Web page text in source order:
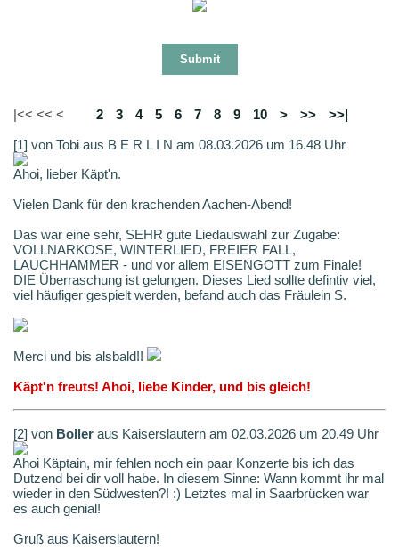
|<< << < 2 3 4 5 6 7 8 9 10 > >>
>>|
[1] von Tobi aus B E R L I N am 08.03.2026 um 16.48 Uhr
Ahoi, lieber Käpt'n.
Vielen Dank für den krachenden Aachen-Abend!
Das war eine sehr, SEHR gute Liedauswahl zur Zugabe:
VOLLNARKOSE, WINTERLIED, FREIER FALL,
LAUCHHAMMER - und vor allem EISENGOTT zum Finale!
DIE Überraschung ist gelungen. Dieses Lied sollte defintiv viel,
viel häufiger gespielt werden, befand auch das Fräulein S.
Merci und bis alsbald!!
Käpt'n freuts! Ahoi, liebe Kinder, und bis gleich!
[2] von Boller aus Kaiserslautern am 02.03.2026 um 20.49 Uhr
Ahoi Käptain, mir fehlen noch ein paar Konzerte bis ich das
Dutzend bei dir voll habe. In diesem Sinne: Wann kommt ihr mal
wieder in den Südwesten?! :) Letztes mal in Saarbrücken war
es auch genial!
Gruß aus Kaiserslautern!